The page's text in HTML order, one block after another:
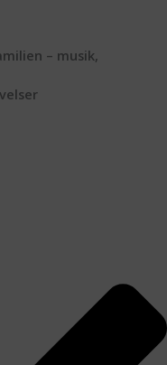
– musik,